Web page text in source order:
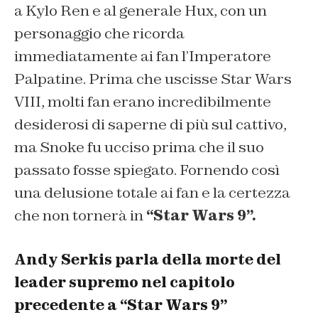
a Kylo Ren e al generale Hux, con un
personaggio che ricorda
immediatamente ai fan l’Imperatore
Palpatine. Prima che uscisse Star Wars
VIII, molti fan erano incredibilmente
desiderosi di saperne di più sul cattivo,
ma Snoke fu ucciso prima che il suo
passato fosse spiegato. Fornendo così
una delusione totale ai fan e la certezza
che non tornerà in“Star Wars 9”.
Andy Serkis parla della morte del
leader supremo nel capitolo
precedente a “Star Wars 9”